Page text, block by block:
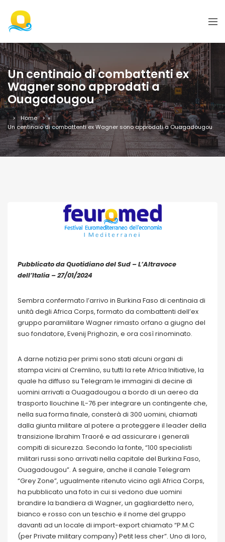
Un centinaio di combattenti ex
Wagner sono approdati a
Ouagadougou
Home
»
Un centinaio di combattenti ex Wagner sono approdati a Ouagadougou
Pubblicato da Quotidiano del Sud – L’Altravoce
dell’Italia – 27/01/2024
Sembra confermato l’arrivo in Burkina Faso di centinaia di
unità degli Africa Corps, formato da combattenti dell’ex
gruppo paramilitare Wagner rimasto orfano a giugno del
suo fondatore, Evenij Prighozin, e ora così rinominato.
A darne notizia per primi sono stati alcuni organi di
stampa vicini al Cremlino, su tutti la rete Africa Initiative, la
quale ha diffuso su Telegram le immagini di decine di
uomini arrivati a Ouagadougou a bordo di un aereo da
trasporto Ilouchine IL-76 per integrare un contingente che,
nella sua forma finale, consterà di 300 uomini, chiamati
dalla giunta militare al potere a proteggere il leader della
transizione Ibrahim Traoré e ad assicurare i generali
compiti di sicurezza. Secondo la fonte, “100 specialisti
militari russi sono arrivati nella capitale del Burkina Faso,
Ouagadougou”. A seguire, anche il canale Telegram
“Grey Zone”, ugualmente ritenuto vicino agli Africa Corps,
ha pubblicato una foto in cui si vedono due uomini
brandire la bandiera di Wagner, un gagliardetto nero,
bianco e rosso con un teschio e il nome del gruppo
davanti ad un locale di import-export chiamato “P.M.C
(per Private military company) Petit less cher”. Uno di loro,